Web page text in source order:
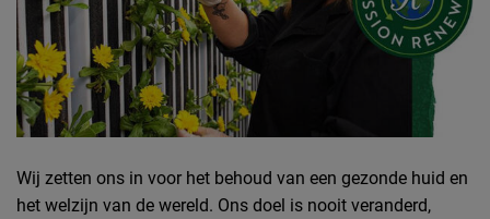
Wij zetten ons in voor het behoud van een gezonde huid en
het welzijn van de wereld. Ons doel is nooit veranderd,